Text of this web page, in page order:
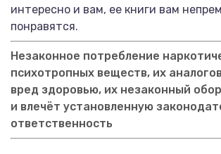
интересно и вам, ее книги вам
понравятся.
Незаконное потребление
психотропных веществ, их
вред здоровью, их незаконный
и влечёт установленную
ответственность